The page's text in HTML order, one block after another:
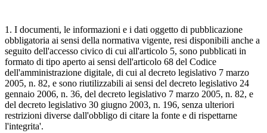
1. I documenti, le informazioni e i dati oggetto di pubblicazione
obbligatoria ai sensi della normativa vigente, resi disponibili anche a
seguito dell'accesso civico di cui all'articolo 5, sono pubblicati in
formato di tipo aperto ai sensi dell'articolo 68 del Codice
dell'amministrazione digitale, di cui al decreto legislativo 7 marzo
2005, n. 82, e sono riutilizzabili ai sensi del decreto legislativo 24
gennaio 2006, n. 36, del decreto legislativo 7 marzo 2005, n. 82, e
del decreto legislativo 30 giugno 2003, n. 196, senza ulteriori
restrizioni diverse dall'obbligo di citare la fonte e di rispettarne
l'integrita'.